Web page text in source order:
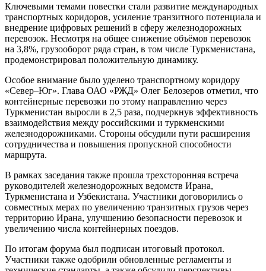
Ключевыми темами повестки стали развитие международных
транспортных коридоров, усиление транзитного потенциала и
внедрение цифровых решений в сферу железнодорожных
перевозок. Несмотря на общее снижение объёмов перевозок
на 3,8%, грузооборот ряда стран, в том числе Туркменистана,
продемонстрировал положительную динамику.
Особое внимание было уделено транспортному коридору
«Север–Юг». Глава ОАО «РЖД» Олег Белозеров отметил, что
контейнерные перевозки по этому направлению через
Туркменистан выросли в 2,5 раза, подчеркнув эффективность
взаимодействия между российскими и туркменскими
железнодорожниками. Стороны обсудили пути расширения
сотрудничества и повышения пропускной способности
маршрута.
В рамках заседания также прошла трехсторонняя встреча
руководителей железнодорожных ведомств Ирана,
Туркменистана и Узбекистана. Участники договорились о
совместных мерах по увеличению транзитных грузов через
территорию Ирана, улучшению безопасности перевозок и
увеличению числа контейнерных поездов.
По итогам форума был подписан итоговый протокол.
Участники также одобрили обновленные регламенты и